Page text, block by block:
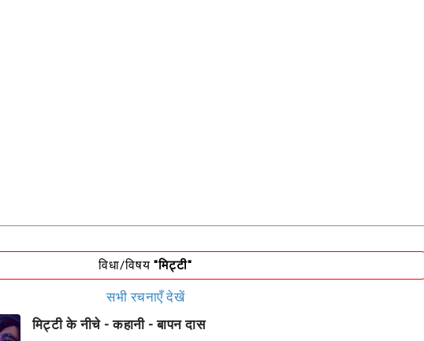
विधा/विषय"मिट्टी"
सभी रचनाएँ देखें
मिट्टी के नीचे - कहानी - बापन दास